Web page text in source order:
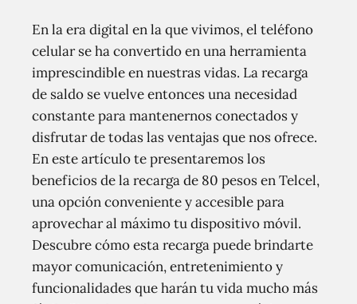
En la era digital en la que vivimos, el teléfono
celular se ha convertido en una herramienta
imprescindible en nuestras vidas. La recarga
de saldo se vuelve entonces una necesidad
constante para mantenernos conectados y
disfrutar de todas las ventajas que nos ofrece.
En este artículo te presentaremos los
beneficios de la recarga de 80 pesos en Telcel,
una opción conveniente y accesible para
aprovechar al máximo tu dispositivo móvil.
Descubre cómo esta recarga puede brindarte
mayor comunicación, entretenimiento y
funcionalidades que harán tu vida mucho más